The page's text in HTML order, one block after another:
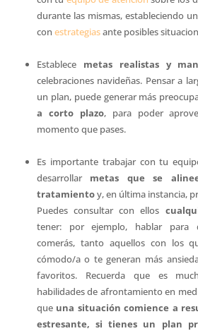
durante las mismas, estableciendo
con estrategiasante posibles
Establece metas realistas y
celebraciones navideñas. Pensar a
un plan, puede generar más
a corto plazo, para poder
momento que pases.
Es importante trabajar con tu
desarrollar metas que se
tratamientoy, en última instancia,
Puedes consultar con ellos
tener: por ejemplo, hablar para
comerás, tanto aquellos con los
cómodo/a o te generan más
favoritos. Recuerda que es
habilidades de afrontamiento en
que una situación comience a
estresante, si tienes un plan